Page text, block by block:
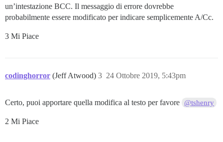
un’intestazione BCC. Il messaggio di errore dovrebbe
probabilmente essere modificato per indicare semplicemente A/Cc.
3 Mi Piace
codinghorror (Jeff Atwood) 24 Ottobre 2019, 5:43pm
3
Certo, puoi apportare quella modifica al testo per favore @tshenry
2 Mi Piace